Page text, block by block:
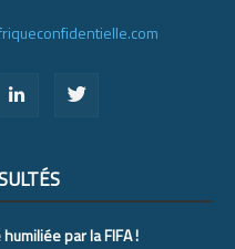
par la FIFA !